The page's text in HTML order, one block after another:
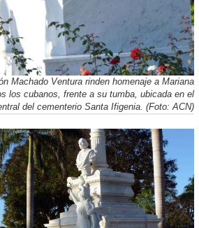
Machado Ventura rinden homenaje a Mariana
los cubanos, frente a su tumba, ubicada en el
del cementerio Santa Ifigenia. (Foto: ACN)